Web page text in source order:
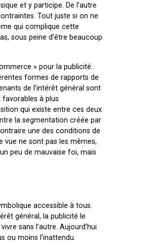
et y participe. De l’autre
Tout juste si on ne
qui complique cette
sous peine d’être beaucoup
» pour la publicité.
formes de rapports de
de l’intérêt général sont
à plus
qui existe entre ces deux
la segmentation créée par
une des conditions de
vue ne sont pas les mêmes,
peu de mauvaise foi, mais
accessible à tous.
général, la publicité le
sans l’autre. Aujourd’hui
ou moins l’inattendu.